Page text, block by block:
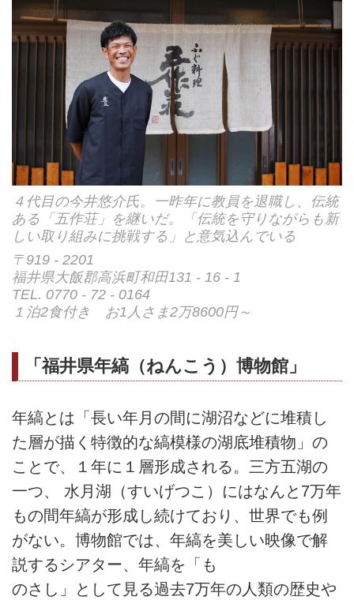
４代目の今井悠介氏。一昨年に教員を退職し、伝統
ある「五作荘」を継いだ。「伝統を守りながらも新
しい取り組みに挑戦する」と意気込んでいる
〒919 - 2201
福井県大飯郡高浜町和田131 - 16 - 1
TEL. 0770 - 72 - 0164
１泊2食付き お1人さま2万8600円～
「福井県年縞（ねんこう）博物館」
年縞とは「長い年月の間に湖沼などに堆積し
た層が描く特徴的な縞模様の湖底堆積物」の
ことで、１年に１層形成される。三方五湖の
一つ、 水月湖（すいげつこ）にはなんと7万年
もの間年縞が形成し続けており、世界でも例
がない。博物館では、年縞を美しい映像で解
説するシアター、年縞を「も
のさし」として見る過去7万年の人類の歴史や